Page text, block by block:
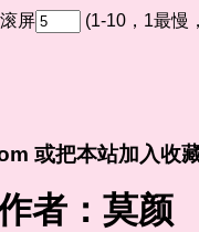
屏 (1-10，1最慢
或把本站加入收藏
者：莫颜